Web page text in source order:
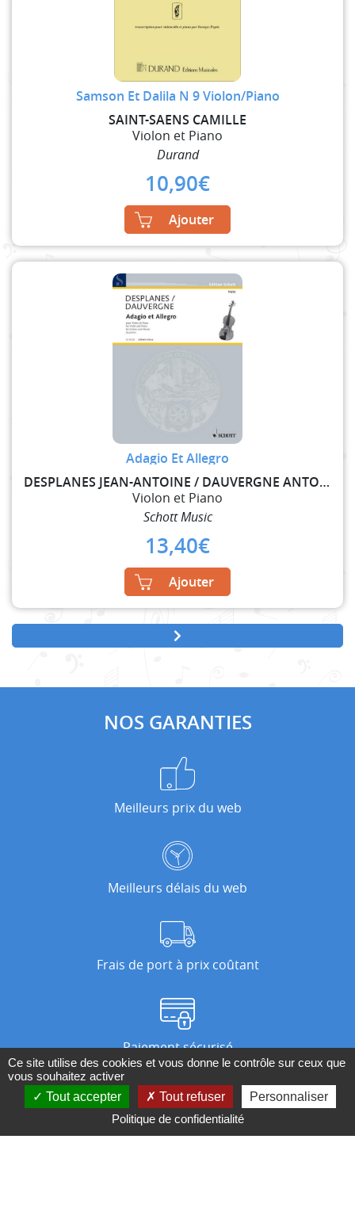
Samson Et Dalila N 9 Violon/Piano
SAINT-SAENS CAMILLE
Violon et Piano
Durand
10,90€
Ajouter
Adagio Et Allegro
DESPLANES JEAN-ANTOINE / DAUVERGNE ANTOINE
Violon et Piano
Schott Music
13,40€
Ajouter
NOS GARANTIES
Meilleurs prix du web
Meilleurs délais du web
Frais de port à prix coûtant
Paiement sécurisé
Nos magasins
Ce site utilise des cookies et vous donne le contrôle sur ceux que
vous souhaitez activer
Tout accepter
Tout refuser
Personnaliser
Politique de confidentialité